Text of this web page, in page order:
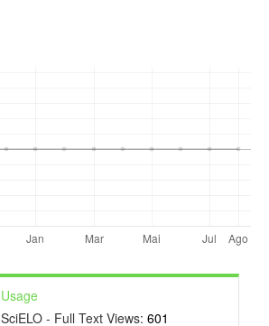
Usage
SciELO - Full Text Views: 601